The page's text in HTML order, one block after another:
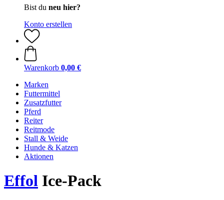
Bist du neu hier?
Konto erstellen
Warenkorb 0,00 €
Marken
Futtermittel
Zusatzfutter
Pferd
Reiter
Reitmode
Stall & Weide
Hunde & Katzen
Aktionen
Effol Ice-Pack